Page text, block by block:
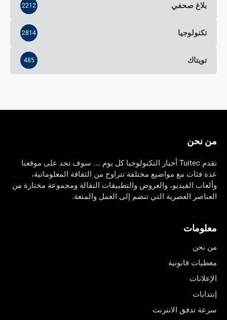
بلاغ صحفي 2212
تكنولوجيا 2814
تويتاك 485
من نحن
تقدم Tuitec أخبار التكنولوجيا كل يوم …. سوف تجد على موقعنا
عدة فئات مع مواضيع مختلفة تتراوح من الثقافة المعلوماتية،
وألعاب الفيديو، والعروض والتطبيقات النقالة ومجموعة مختارة من
العناصر العصرية التي تنضم إلى العمل والمتعة.
معلومات
من نحن
معطيات قانونية
الإعلانات
إنتدابات
سرعة تدفق الانترنت